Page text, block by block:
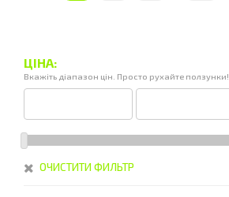
ЦІНА:
Вкажіть діапазон цін. Просто рухайте ползунки!
ОЧИСТИТИ ФИЛЬТР